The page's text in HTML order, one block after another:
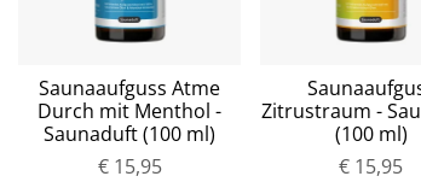
Saunaaufguss Atme
Durch mit Menthol -
Saunaduft (100 ml)
€ 15,95
Zitrustraum -
(100 ml)
€ 15,95